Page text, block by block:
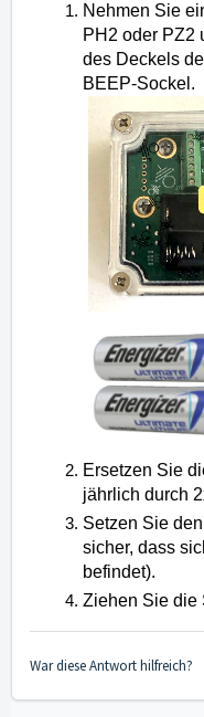
Nehmen Sie
PH2 oder PZ2
des Deckels
BEEP-Sockel.
Ersetzen Sie
jährlich durch
Setzen Sie
sicher, dass
befindet).
Ziehen Sie die
War diese Antwort hilfreich?